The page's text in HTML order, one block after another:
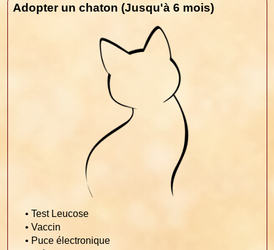
Adopter un chaton (Jusqu'à 6 mois)
• Test Leucose
• Vaccin
• Puce électronique